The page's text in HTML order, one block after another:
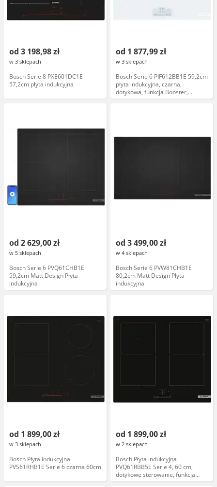
od 3 198,98 zł
w 3 sklepach
Bosch Serie 8 PXE601DC1E
57,2cm płyta indukcyjna
od 1 877,99 zł
w 3 sklepach
Bosch Serie 6 PIF612BB1E 59,2cm
płyta indukcyjna, czarna,
dotykowa, funkcja Booster,
automatyczne wyłączanie
od 2 629,00 zł
w 5 sklepach
Bosch Serie 6 PVQ61CHB1E
59,2cm Matt Design Płyta
indukcyjna
od 3 499,00 zł
w 4 sklepach
Bosch Serie 6 PVW81CHB1E
80,2cm Matt Design Płyta
indukcyjna
od 1 899,00 zł
w 3 sklepach
Bosch Płyta indukcyjna
PVS61RHB1E Serie 6 czarna 60cm
od 1 899,00 zł
w 2 sklepach
Bosch Płyta indukcyjna
PVQ61RBB5E Serie 4, 60 cm,
dotykowe sterowanie, funkcja
Booster, automatyczne